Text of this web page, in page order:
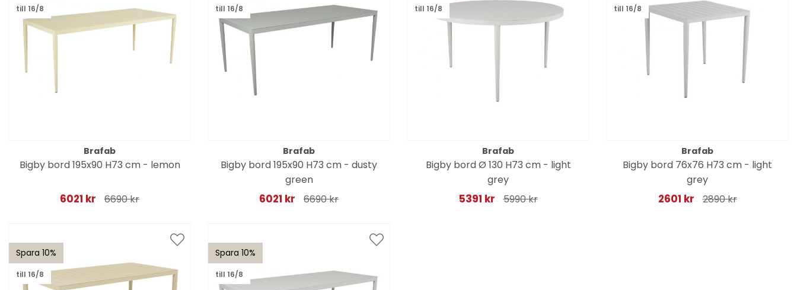
till 16/8
Brafab
Bigby bord 195x90 H73 cm - lemon
6021 kr 6690 kr
till 16/8
Brafab
Bigby bord 195x90 H73 cm - dusty
green
6021 kr 6690 kr
till 16/8
Brafab
Bigby bord Ø 130 H73 cm - light
grey
5391 kr 5990 kr
till 16/8
Brafab
Bigby bord 76x76 H73 cm - light
grey
2601 kr 2890 kr
Spara 10%
till 16/8
Spara 10%
till 16/8